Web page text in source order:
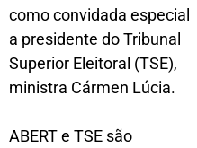
como convidada especial
a presidente do Tribunal
Superior Eleitoral (TSE),
ministra Cármen Lúcia.
ABERT e TSE são